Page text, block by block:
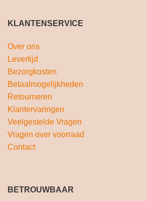
KLANTENSERVICE
Over ons
Levertijd
Bezorgkosten
Betaalmogelijkheden
Retourneren
Klantervaringen
Veelgestelde Vragen
Vragen over voorraad
Contact
BETROUWBAAR